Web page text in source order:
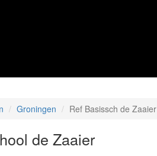
Groningen Ref Basissch de Zaaier
de Zaaier